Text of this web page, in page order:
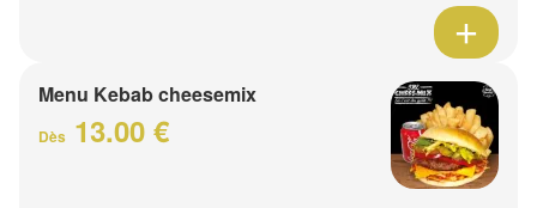
Menu Kebab cheesemix
Dès 13.00 €